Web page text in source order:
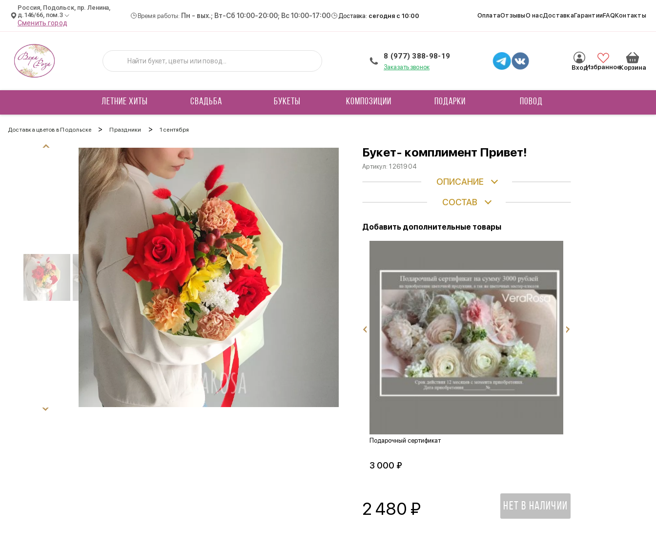
Россия, Подольск, пр. Ленина,
д.146/66, пом.3
Сменить город
Время работы: Пн - вых.; Вт-Сб 10:00-20:00; Вс 10:00-17:00 Доставка: сегодня с 10:00 ОплатаОтзывыО насДоставкаГарантииFAQКонтакты
8 (977) 388-98-19
Заказать звонок ВходИзбранноеКорзина
ЛЕТНИЕ ХИТЫ СВАДЬБА БУКЕТЫ КОМПОЗИЦИИ ПОДАРКИ ПОВОД
Доставка цветов в Подольске > Праздники > 1 сентября
Букет- комплимент Привет!
Артикул:1261904
ОПИСАНИЕ
СОСТАВ
Добавить дополнительные товары
Подарочный сертификат
3 000 ₽
2 480 ₽ НЕТ В НАЛИЧИИ